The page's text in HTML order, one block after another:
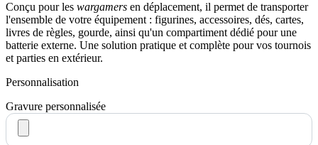
Conçu pour les wargamers en déplacement, il permet de transporter
l'ensemble de votre équipement : figurines, accessoires, dés, cartes,
livres de règles, gourde, ainsi qu'un compartiment dédié pour une
batterie externe. Une solution pratique et complète pour vos tournois
et parties en extérieur.
Personnalisation
Gravure personnalisée